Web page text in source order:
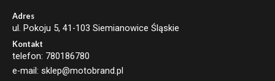
Adres
ul. Pokoju 5, 41-103 Siemianowice Śląskie
Kontakt
telefon: 780186780
e-mail: sklep@motobrand.pl